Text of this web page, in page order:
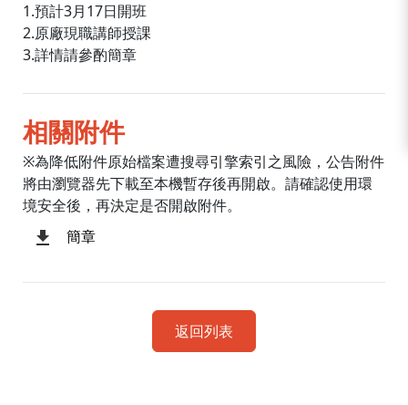
1.預計3月17日開班
2.原廠現職講師授課
3.詳情請參酌簡章
相關附件
※為降低附件原始檔案遭搜尋引擎索引之風險，公告附件
將由瀏覽器先下載至本機暫存後再開啟。請確認使用環
境安全後，再決定是否開啟附件。
簡章
返回列表